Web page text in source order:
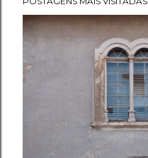
a
r
u
m
c